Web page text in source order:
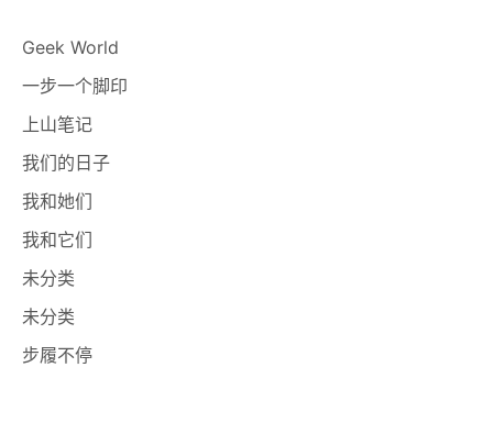
Geek World
一步一个脚印
上山笔记
我们的日子
我和她们
我和它们
未分类
未分类
步履不停